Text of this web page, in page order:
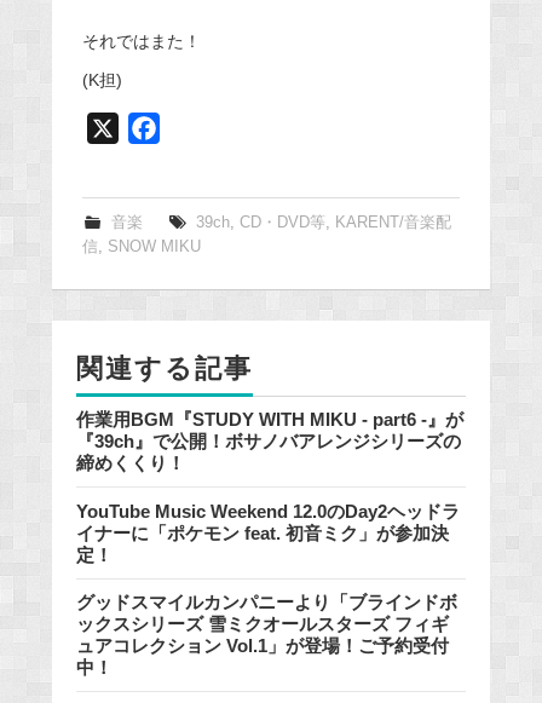
それではまた！
(K担)
e
b
o
o
音楽 39ch, CD・DVD等, KARENT/音楽配
信, SNOW MIKU
関連する記事
作業用BGM『STUDY WITH MIKU - part6 -』が
『39ch』で公開！ボサノバアレンジシリーズの
締めくくり！
YouTube Music Weekend 12.0のDay2ヘッドラ
イナーに「ポケモン feat. 初音ミク」が参加決
定！
グッドスマイルカンパニーより「ブラインドボ
ックスシリーズ 雪ミクオールスターズ フィギ
ュアコレクション Vol.1」が登場！ご予約受付
中！